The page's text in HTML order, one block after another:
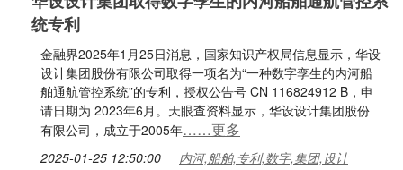
统专利
金融界2025年1月25日消息，国家知识产权局信息显示，华设
设计集团股份有限公司取得一项名为“一种数字孪生的内河船
舶通航管控系统”的专利，授权公告号 CN 116824912 B，申
请日期为 2023年6月。天眼查资料显示，华设设计集团股份
有限公司，成立于2005年……更多
2025-01-25 12:50:00 内河,船舶,专利,数字,集团,设计